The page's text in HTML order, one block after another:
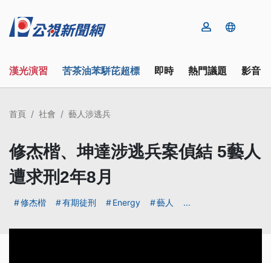
漢光演習 苦茶油苯駢芘超標 即時 熱門議題 影音
首頁 社會 藝人涉逃兵
修杰楷、坤達涉逃兵案偵結 5藝人
遭求刑2年8月
修杰楷 有期徒刑 Energy 藝人 ...